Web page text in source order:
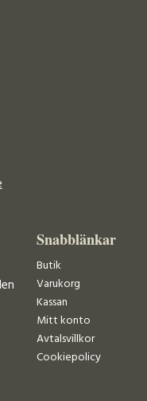
Snabblänkar
Butik
Varukorg
Kassan
Mitt konto
Avtalsvillkor
Cookiepolicy